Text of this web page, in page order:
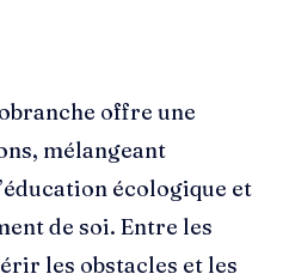
offre une
mélangeant
écologique et
de soi. Entre les
les obstacles et les